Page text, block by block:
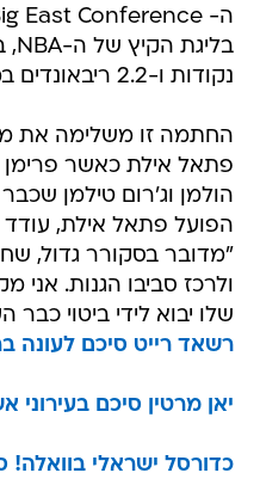
נקודות ו-2.2 ריבאונדים בממוצע.
החתמה זו משלימה את
פתאל אילת כאשר פרימן
הולמן וג'רום טילמן
הפועל פתאל אילת,
"מדובר בסקורר גדול,
ולרכז סביבו הגנות. אני
שלו יבוא לידי ביטוי כבר
רשאד רייט סיכם לעונה
יאן מרטין סיכם בעירוני
כדורסל ישראלי בוואלה!